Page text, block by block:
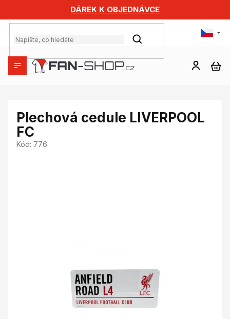
obsah
DÁREK K OBJEDNÁVCE
HLEDAT
Plechová cedule LIVERPOOL
FC
Kód: 776